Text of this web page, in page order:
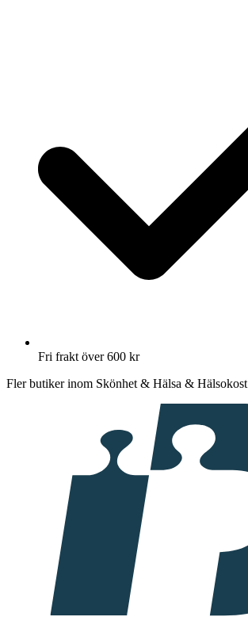
Fri frakt över 600 kr
Fler butiker inom Skönhet & Hälsa & Hälsokost